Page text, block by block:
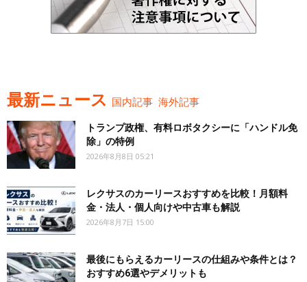
最新ニュース 国内記事 海外記事
トランプ政権、有料ロボタクシーに「ハンドル免
除」の特例
2026年8月8日 05:21
レクサスのカーリースおすすめを比較！月額料
金・法人・個人向けや中古車も解説
2026年8月7日 15:00
最後にもらえるカーリースの仕組みや条件とは？
おすすめ6選やデメリットも